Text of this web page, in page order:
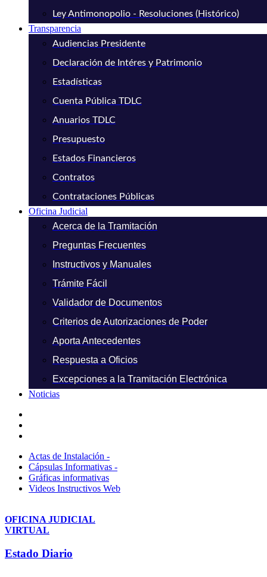
Ley Antimonopolio - Resoluciones (Histórico)
Transparencia
Audiencias Presidente
Declaración de Intéres y Patrimonio
Estadísticas
Cuenta Pública TDLC
Anuarios TDLC
Presupuesto
Estados Financieros
Contratos
Contrataciones Públicas
Oficina Judicial
Acerca de la Tramitación
Preguntas Frecuentes
Instructivos y Manuales
Trámite Fácil
Validador de Documentos
Criterios de Autorizaciones de Poder
Aporta Antecedentes
Respuesta a Oficios
Excepciones a la Tramitación Electrónica
Noticias
Actas de Instalación -
Cápsulas Informativas -
Gráficas informativas
Videos Instructivos Web
OFICINA JUDICIAL
VIRTUAL
Estado Diario